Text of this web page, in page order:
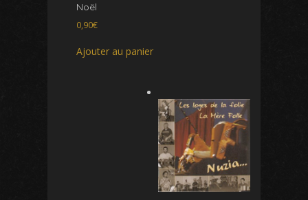
Noël
0,90€
Ajouter au panier